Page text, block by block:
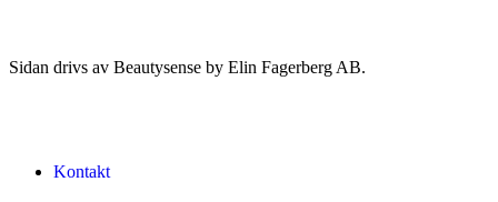
Sidan drivs av Beautysense by Elin Fagerberg AB.
Kontakt